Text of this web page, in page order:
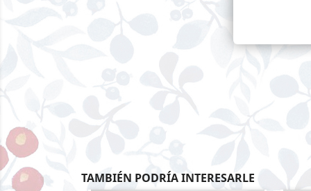
TAMBIÉN PODRÍA INTERESARLE